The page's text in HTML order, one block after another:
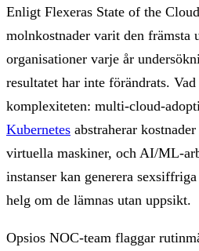
Enligt Flexeras State of the
molnkostnader varit den främsta
organisationer varje år
resultatet har inte förändrats.
komplexiteten: multi-cloud-
Kubernetes abstraherar
virtuella maskiner, och AI/ML-
instanser kan generera
helg om de lämnas utan uppsikt.
Opsios NOC-team flaggar